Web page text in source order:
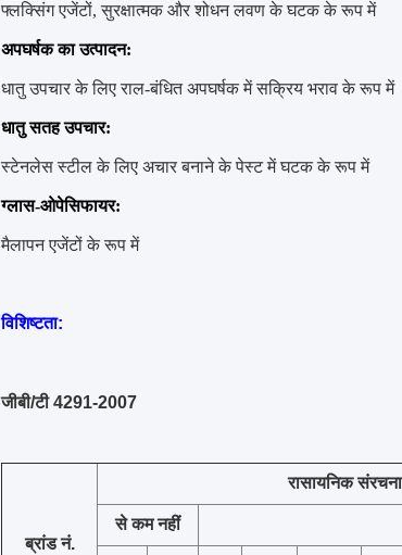
फ्लक्सिंग एजेंटों, सुरक्षात्मक और शोधन लवण के घटक के रूप में
अपघर्षक का उत्पादन:
धातु उपचार के लिए राल-बंधित अपघर्षक में सक्रिय भराव के रूप में
धातु सतह उपचार:
स्टेनलेस स्टील के लिए अचार बनाने के पेस्ट में घटक के रूप में
ग्लास-ओपेसिफायर:
मैलापन एजेंटों के रूप में
विशिष्टता:
जीबी/टी 4291-2007
ब्रांड नं.
रासायनिक
से कम नहीं